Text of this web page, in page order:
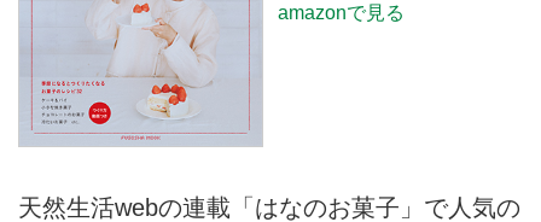
amazonで見る
天然生活webの連載「はなのお菓子」で人気の